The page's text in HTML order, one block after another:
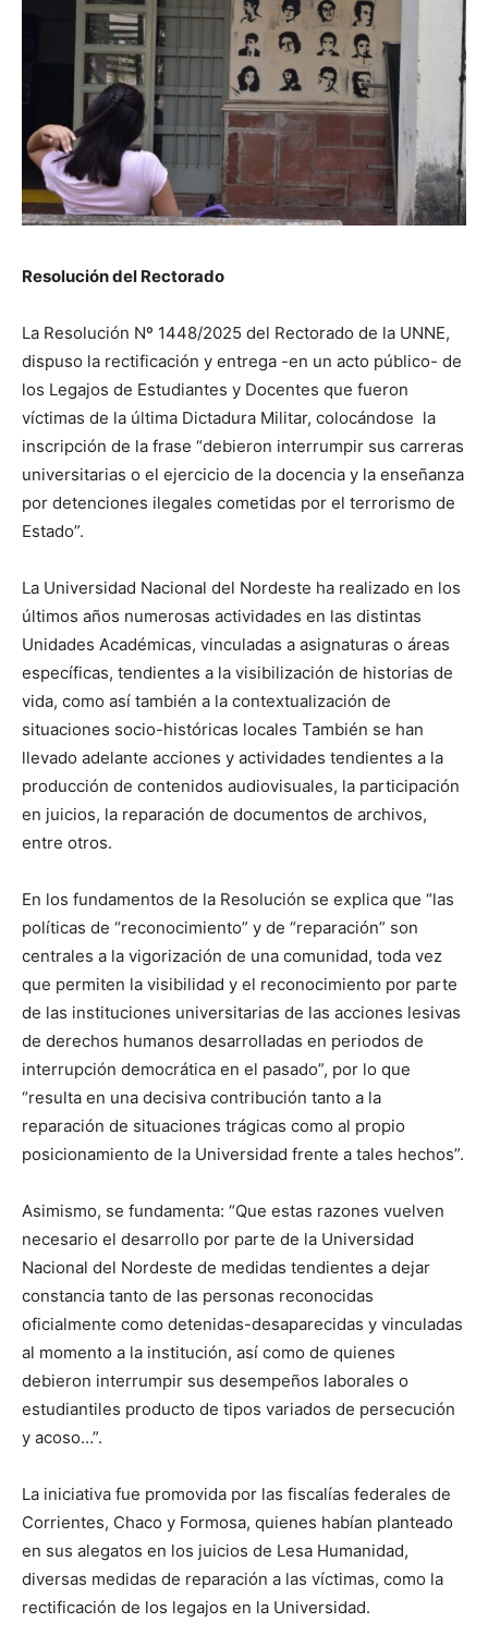
Resolución del Rectorado
La Resolución Nº 1448/2025 del Rectorado de la UNNE,
dispuso la rectificación y entrega -en un acto público- de
los Legajos de Estudiantes y Docentes que fueron
víctimas de la última Dictadura Militar, colocándose la
inscripción de la frase “debieron interrumpir sus carreras
universitarias o el ejercicio de la docencia y la enseñanza
por detenciones ilegales cometidas por el terrorismo de
Estado”.
La Universidad Nacional del Nordeste ha realizado en los
últimos años numerosas actividades en las distintas
Unidades Académicas, vinculadas a asignaturas o áreas
específicas, tendientes a la visibilización de historias de
vida, como así también a la contextualización de
situaciones socio-históricas locales También se han
llevado adelante acciones y actividades tendientes a la
producción de contenidos audiovisuales, la participación
en juicios, la reparación de documentos de archivos,
entre otros.
En los fundamentos de la Resolución se explica que “las
políticas de “reconocimiento” y de “reparación” son
centrales a la vigorización de una comunidad, toda vez
que permiten la visibilidad y el reconocimiento por parte
de las instituciones universitarias de las acciones lesivas
de derechos humanos desarrolladas en periodos de
interrupción democrática en el pasado”, por lo que
“resulta en una decisiva contribución tanto a la
reparación de situaciones trágicas como al propio
posicionamiento de la Universidad frente a tales hechos”.
Asimismo, se fundamenta: “Que estas razones vuelven
necesario el desarrollo por parte de la Universidad
Nacional del Nordeste de medidas tendientes a dejar
constancia tanto de las personas reconocidas
oficialmente como detenidas-desaparecidas y vinculadas
al momento a la institución, así como de quienes
debieron interrumpir sus desempeños laborales o
estudiantiles producto de tipos variados de persecución
y acoso…”.
La iniciativa fue promovida por las fiscalías federales de
Corrientes, Chaco y Formosa, quienes habían planteado
en sus alegatos en los juicios de Lesa Humanidad,
diversas medidas de reparación a las víctimas, como la
rectificación de los legajos en la Universidad.